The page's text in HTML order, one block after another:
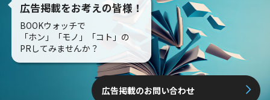
広告掲載をお考えの皆様！
BOOKウォッチで
「ホン」「モノ」「コト」の
PRしてみませんか？
広告掲載のお問い合わせ